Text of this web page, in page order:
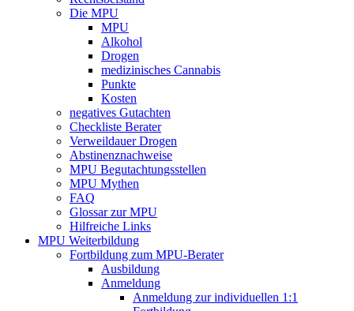
Die MPU
MPU
Alkohol
Drogen
medizinisches Cannabis
Punkte
Kosten
negatives Gutachten
Checkliste Berater
Verweildauer Drogen
Abstinenznachweise
MPU Begutachtungsstellen
MPU Mythen
FAQ
Glossar zur MPU
Hilfreiche Links
MPU Weiterbildung
Fortbildung zum MPU-Berater
Ausbildung
Anmeldung
Anmeldung zur individuellen 1:1